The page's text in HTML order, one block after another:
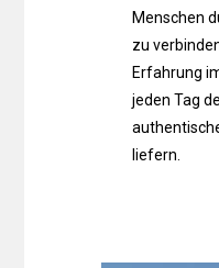
Menschen
zu
Erfahrung
jeden Tag
liefern.